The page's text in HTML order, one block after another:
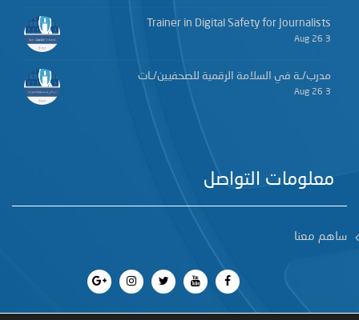
Trainer in Digital Safety for Journalists
3 Aug 26
مدرب/ـة في السلامة الرقمية للصحفيين/ـات
3 Aug 26
معلومات التواصل
ساهم معنا